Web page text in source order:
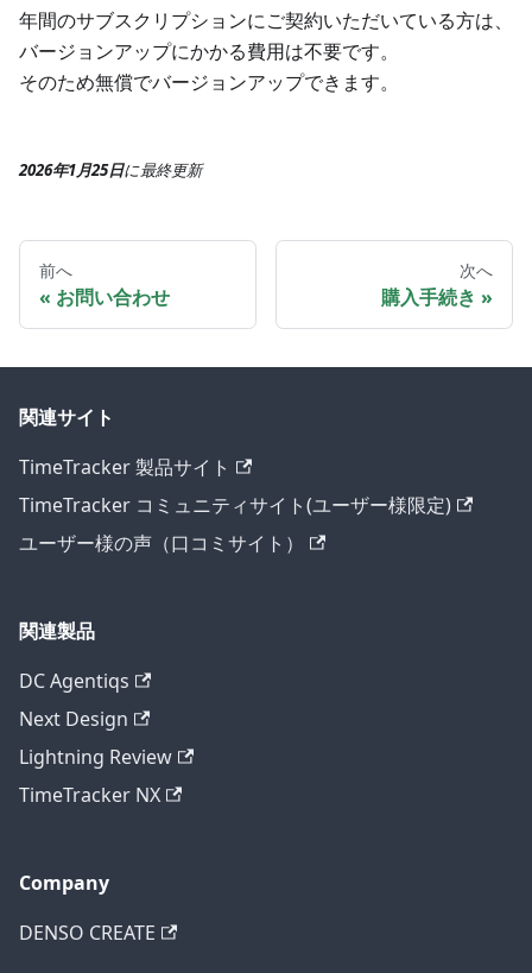
年間のサブスクリプションにご契約いただいている方は、
バージョンアップにかかる費用は不要です。
そのため無償でバージョンアップできます。
2026年1月25日に最終更新
前へ
お問い合わせ
次へ
購入手続き
関連サイト
TimeTracker 製品サイト
TimeTracker コミュニティサイト(ユーザー様限定)
ユーザー様の声（口コミサイト）
関連製品
DC Agentiqs
Next Design
Lightning Review
TimeTracker NX
Company
DENSO CREATE